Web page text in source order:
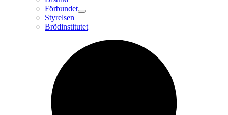
Förbundet
Styrelsen
Brödinstitutet